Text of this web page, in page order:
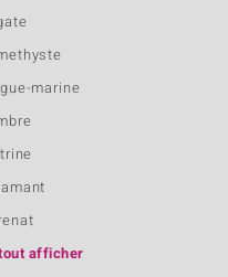
marine
afficher